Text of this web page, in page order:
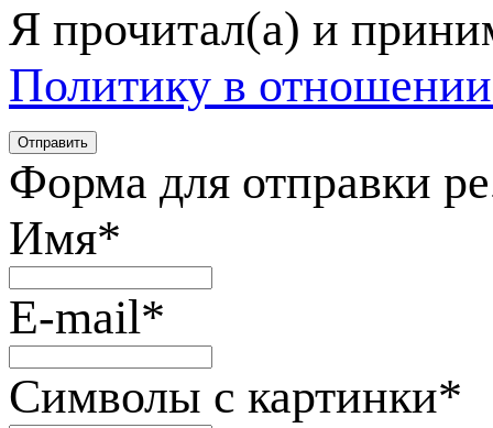
Я прочитал(а) и
Политику в
Форма для отправки
Имя*
E-mail*
Символы с картинки*